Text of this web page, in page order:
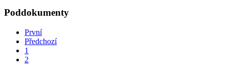
Poddokumenty
První
Předchozí
1
2